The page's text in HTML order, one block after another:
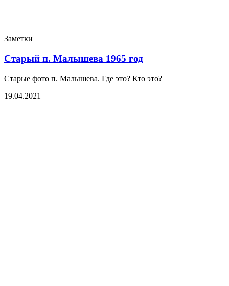
Заметки
Старый п. Малышева 1965 год
Старые фото п. Малышева. Где это? Кто это?
19.04.2021